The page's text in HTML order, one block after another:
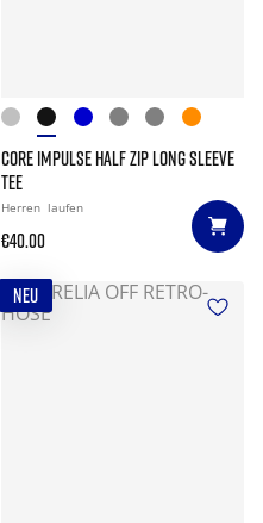
CORE IMPULSE HALF ZIP LONG SLEEVE
TEE
Herren laufen
€40.00
NEU